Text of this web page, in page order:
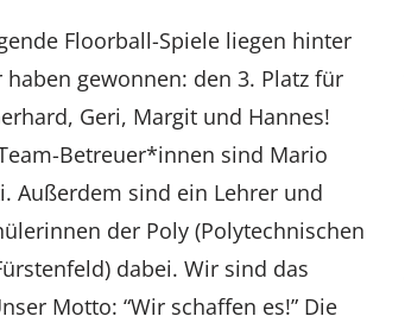
Floorball-Spiele liegen hinter
haben gewonnen: den 3. Platz für
Geri, Margit und Hannes!
Betreuer*innen sind Mario
Außerdem sind ein Lehrer und
der Poly (Polytechnischen
dabei. Wir sind das
Motto: “Wir schaffen es!” Die